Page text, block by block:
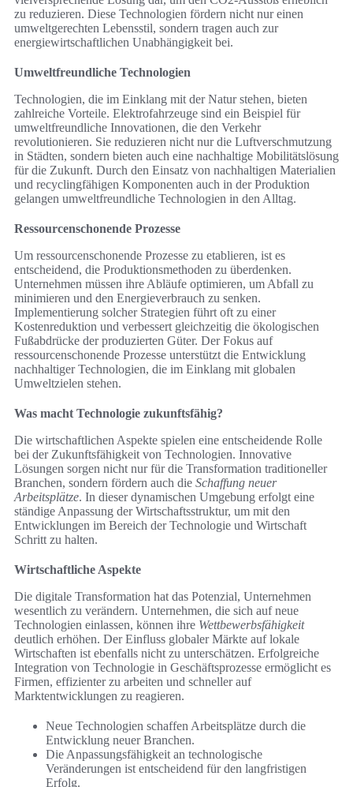
zu reduzieren. Diese Technologien fördern nicht nur einen
umweltgerechten Lebensstil, sondern tragen auch zur
energiewirtschaftlichen Unabhängigkeit bei.
Umweltfreundliche Technologien
Technologien, die im Einklang mit der Natur stehen, bieten
zahlreiche Vorteile. Elektrofahrzeuge sind ein Beispiel für
umweltfreundliche Innovationen, die den Verkehr
revolutionieren. Sie reduzieren nicht nur die Luftverschmutzung
in Städten, sondern bieten auch eine nachhaltige Mobilitätslösung
für die Zukunft. Durch den Einsatz von nachhaltigen Materialien
und recyclingfähigen Komponenten auch in der Produktion
gelangen umweltfreundliche Technologien in den Alltag.
Ressourcenschonende Prozesse
Um ressourcenschonende Prozesse zu etablieren, ist es
entscheidend, die Produktionsmethoden zu überdenken.
Unternehmen müssen ihre Abläufe optimieren, um Abfall zu
minimieren und den Energieverbrauch zu senken.
Implementierung solcher Strategien führt oft zu einer
Kostenreduktion und verbessert gleichzeitig die ökologischen
Fußabdrücke der produzierten Güter. Der Fokus auf
ressourcenschonende Prozesse unterstützt die Entwicklung
nachhaltiger Technologien, die im Einklang mit globalen
Umweltzielen stehen.
Was macht Technologie zukunftsfähig?
Die wirtschaftlichen Aspekte spielen eine entscheidende Rolle
bei der Zukunftsfähigkeit von Technologien. Innovative
Lösungen sorgen nicht nur für die Transformation traditioneller
Branchen, sondern fördern auch die Schaffung neuer
Arbeitsplätze. In dieser dynamischen Umgebung erfolgt eine
ständige Anpassung der Wirtschaftsstruktur, um mit den
Entwicklungen im Bereich der Technologie und Wirtschaft
Schritt zu halten.
Wirtschaftliche Aspekte
Die digitale Transformation hat das Potenzial, Unternehmen
wesentlich zu verändern. Unternehmen, die sich auf neue
Technologien einlassen, können ihre Wettbewerbsfähigkeit
deutlich erhöhen. Der Einfluss globaler Märkte auf lokale
Wirtschaften ist ebenfalls nicht zu unterschätzen. Erfolgreiche
Integration von Technologie in Geschäftsprozesse ermöglicht es
Firmen, effizienter zu arbeiten und schneller auf
Marktentwicklungen zu reagieren.
Neue Technologien schaffen Arbeitsplätze durch die
Entwicklung neuer Branchen.
Die Anpassungsfähigkeit an technologische
Veränderungen ist entscheidend für den langfristigen
Erfolg.